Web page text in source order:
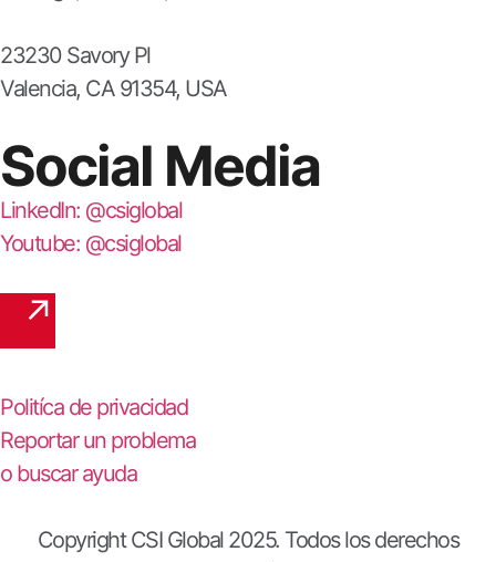
23230 Savory Pl
Valencia, CA 91354, USA
Social Media
LinkedIn: @csiglobal
Youtube: @csiglobal
Politíca de privacidad
Reportar un problema
o buscar ayuda
Copyright CSI Global 2025. Todos los derechos